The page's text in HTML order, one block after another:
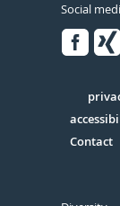
Social
Contact